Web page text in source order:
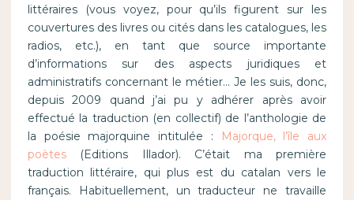
littéraires (vous voyez, pour qu’ils figurent sur les
couvertures des livres ou cités dans les catalogues, les
radios, etc.), en tant que source importante
d’informations sur des aspects juridiques et
administratifs concernant le métier… Je les suis, donc,
depuis 2009 quand j’ai pu y adhérer après avoir
effectué la traduction (en collectif) de l’anthologie de
la poésie majorquine intitulée :
Majorque, l’île aux
poètes(Editions Illador). C’était ma première
traduction littéraire, qui plus est du catalan vers le
français. Habituellement, un traducteur ne travaille